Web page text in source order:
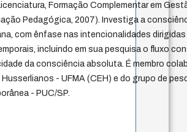
Formação Complementar em
Pedagógica, 2007). Investiga a
com ênfase nas intencionalidades
incluindo em sua pesquisa o fluxo
da consciência absoluta. É membro
- UFMA (CEH) e do grupo de
- PUC/SP.